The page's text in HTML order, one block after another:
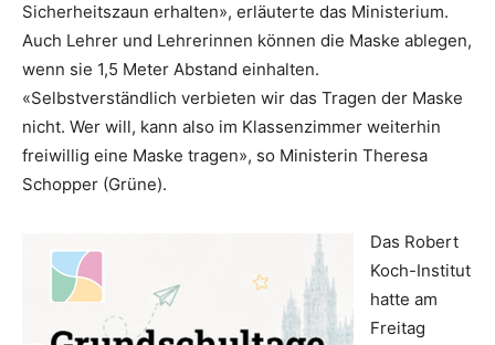
Sicherheitszaun erhalten», erläuterte das Ministerium.
Auch Lehrer und Lehrerinnen können die Maske ablegen,
wenn sie 1,5 Meter Abstand einhalten.
«Selbstverständlich verbieten wir das Tragen der Maske
nicht. Wer will, kann also im Klassenzimmer weiterhin
freiwillig eine Maske tragen», so Ministerin Theresa
Schopper (Grüne).
Das Robert
Koch-Institut
hatte am
Freitag